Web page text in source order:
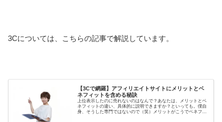
3Cについては、こちらの記事で解説しています。
【3Cで網羅】アフィリエイトサイトにメリットとベ
ネフィットを含める秘訣
上位表示したのに売れないのはなんで？あなたは、メリットとベ
ネフィットの違い、具体的に説明できますか？といっても。僕自
身、そうした専門ではないので（笑）メリットがこうでベネフィ